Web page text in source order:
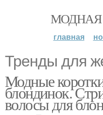
МОДНАЯ
главная
Тренды для
Модные
блондинок.
волосы для